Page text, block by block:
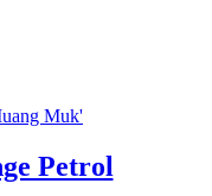
Muk'
Petrol